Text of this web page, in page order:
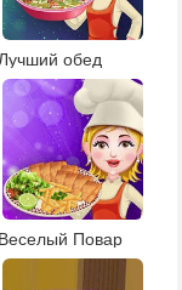
Лучший обед
Веселый Повар